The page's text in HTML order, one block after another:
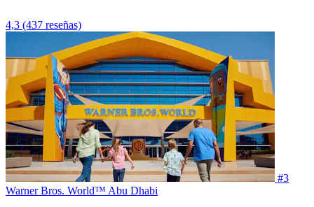
4,3 (437 reseñas)
#3
Warner Bros. World™ Abu Dhabi